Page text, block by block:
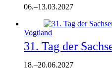
06.–13.03.2027
Vogtland
31. Tag der
18.–20.06.2027